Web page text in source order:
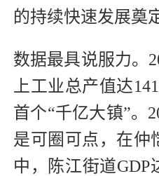
的持续快速发展奠
数据最具说服力。
上工业总产值达
首个“千亿大镇”。
是可圈可点，在仲
中，陈江街道GDP